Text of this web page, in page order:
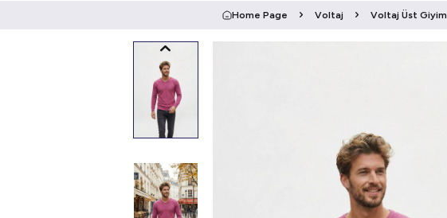
Home Page Voltaj Voltaj Üst Giyim